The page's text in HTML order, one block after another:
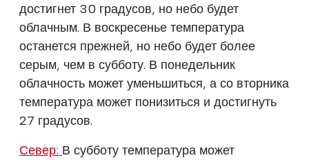
достигнет 30 градусов, но небо будет
облачным. В воскресенье температура
останется прежней, но небо будет более
серым, чем в субботу. В понедельник
облачность может уменьшиться, а со вторника
температура может понизиться и достигнуть
27 градусов.
Север: В субботу температура может